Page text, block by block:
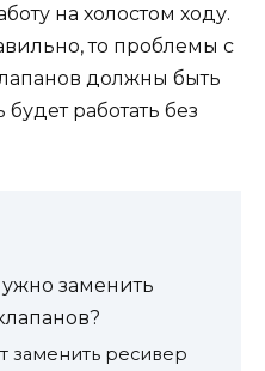
на холостом ходу.
то проблемы с
должны быть
работать без
заменить
заменить ресивер